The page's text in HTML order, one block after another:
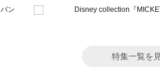
特集一覧を